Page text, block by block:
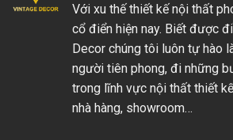
Với xu thế thiết kế nội thất
cổ điển hiện nay. Biết được
Decor chúng tôi luôn tự hào
người tiên phong, đi những
trong lĩnh vực nội thất thiết
nhà hàng, showroom…